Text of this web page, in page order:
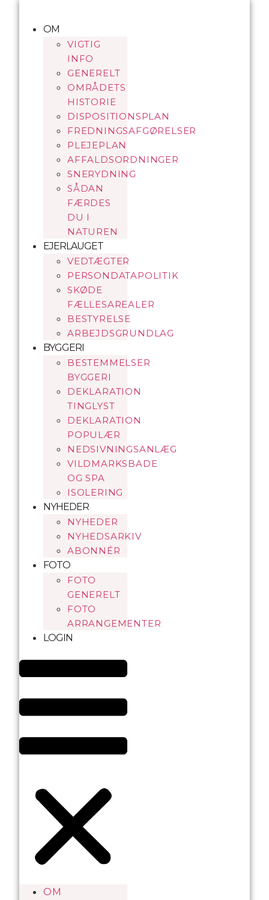
OM
VIGTIG
INFO
GENERELT
OMRÅDETS
HISTORIE
DISPOSITIONSPLAN
FREDNINGSAFGØRELSER
PLEJEPLAN
AFFALDSORDNINGER
SNERYDNING
SÅDAN
FÆRDES
DU I
NATUREN
EJERLAUGET
VEDTÆGTER
PERSONDATAPOLITIK
SKØDE
FÆLLESAREALER
BESTYRELSE
ARBEJDSGRUNDLAG
BYGGERI
BESTEMMELSER
BYGGERI
DEKLARATION
TINGLYST
DEKLARATION
POPULÆR
NEDSIVNINGSANLÆG
VILDMARKSBADE
OG SPA
ISOLERING
NYHEDER
NYHEDER
NYHEDSARKIV
ABONNÉR
FOTO
FOTO
GENERELT
FOTO
ARRANGEMENTER
LOGIN
OM